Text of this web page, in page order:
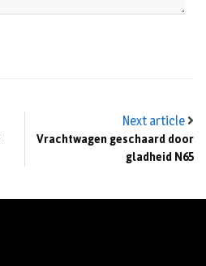
Next article
Vrachtwagen geschaard door
gladheid N65